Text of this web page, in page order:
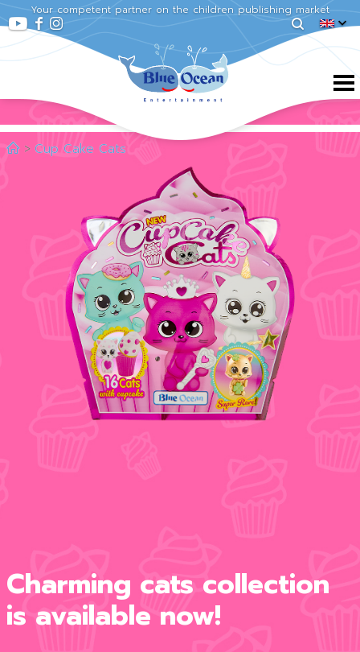
Your competent partner on the children publishing market
Cup Cake Cats
Charming cats collection
is available now!